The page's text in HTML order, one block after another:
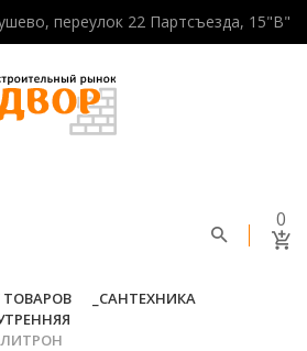
переулок 22 Партсъезда, 15"В"
0
ТОВАРОВ
САНТЕХНИКА